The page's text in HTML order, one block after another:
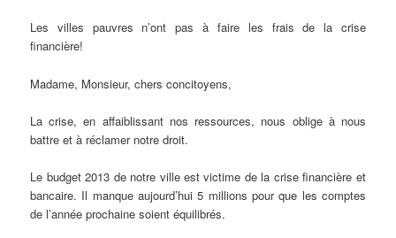
Les villes pauvres n’ont pas à faire les frais de la crise
financière!
Madame, Monsieur, chers concitoyens,
La crise, en affaiblissant nos ressources, nous oblige à nous
battre et à réclamer notre droit.
Le budget 2013 de notre ville est victime de la crise financière et
bancaire. Il manque aujourd’hui 5 millions pour que les comptes
de l’année prochaine soient équilibrés.